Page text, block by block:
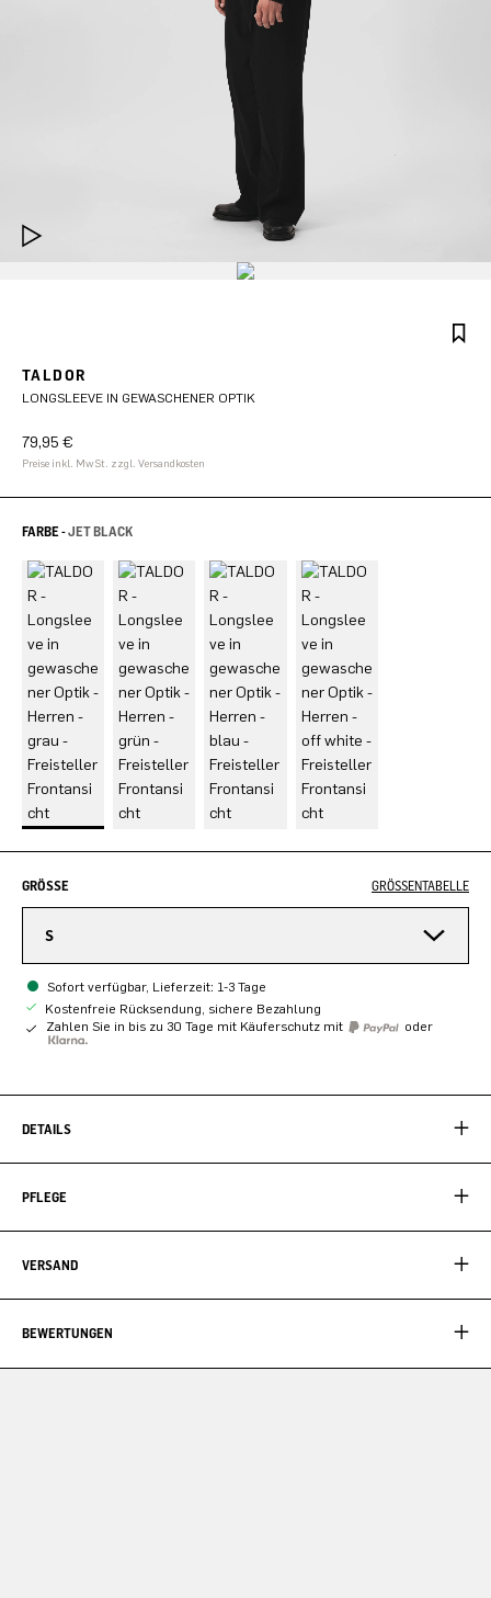
TALDOR
LONGSLEEVE IN GEWASCHENER OPTIK
79,95 €
Preise inkl. MwSt. zzgl. Versandkosten
FARBE -JET BLACK
GRÖSSE GRÖSSENTABELLE
S
Sofort verfügbar, Lieferzeit: 1-3 Tage
Kostenfreie Rücksendung, sichere Bezahlung
Zahlen Sie in bis zu 30 Tage mit Käuferschutz mit
oder
DETAILS
PFLEGE
VERSAND
BEWERTUNGEN